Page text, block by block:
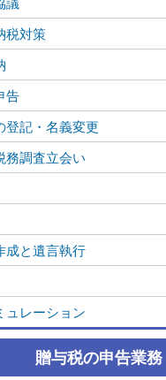
税対策
告
登記・名義変更
務調査立会い
成と遺言執行
ュレーション
贈与税の申告業務